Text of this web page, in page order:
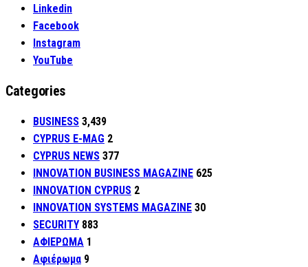
Linkedin
Facebook
Instagram
YouTube
Categories
BUSINESS 3,439
CYPRUS E-MAG 2
CYPRUS NEWS 377
INNOVATION BUSINESS MAGAZINE 625
INNOVATION CYPRUS 2
INNOVATION SYSTEMS MAGAZINE 30
SECURITY 883
ΑΦΙΕΡΩΜΑ 1
Αφιέρωμα 9